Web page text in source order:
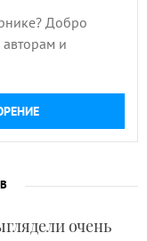
Добро
и
очень